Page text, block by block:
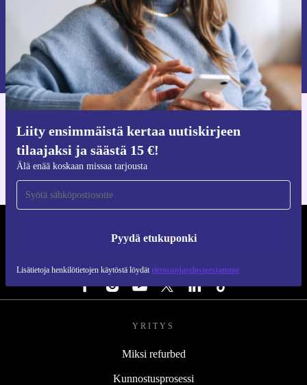
Liity ensimmäistä kertaa uutiskirjeen
tilaajaksi ja säästä 15 €!
Älä enää koskaan missaa tarjousta
Pyydä etukuponki
Lisätietoja henkilötietojen käytöstä löydät tietosuojaselosteestamme
Pyydä etukuponki
Lisätietoja henkilötietojen käytöstä löydättietosuojaselosteestamme.
iOS:lle ja Androidille
YRITYS
Miksi refurbed
Kunnostusprosessi